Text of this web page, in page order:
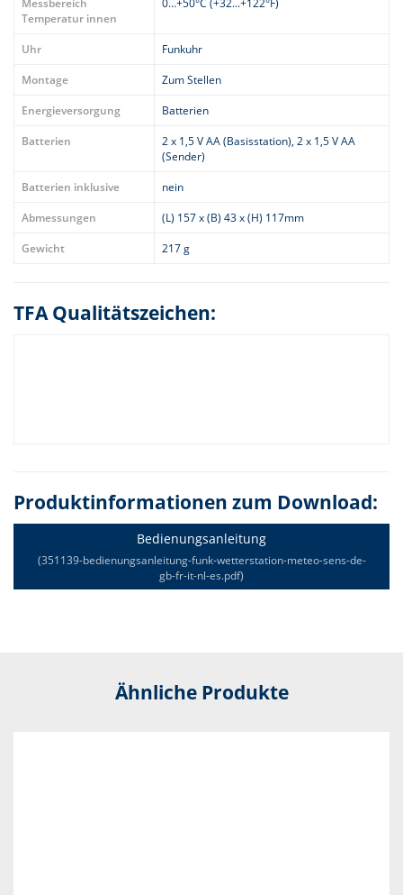
Messbereich
Temperatur innen
0…+50°C (+32...+122°F)
Uhr
Funkuhr
Montage
Zum Stellen
Energieversorgung
Batterien
Batterien
2 x 1,5 V AA (Basisstation), 2 x 1,5 V AA
(Sender)
Batterien inklusive
nein
Abmessungen
(L) 157 x (B) 43 x (H) 117mm
Gewicht
217 g
TFA Qualitätszeichen:
Produktinformationen zum Download:
Bedienungsanleitung
(351139-bedienungsanleitung-funk-wetterstation-meteo-sens-de-
gb-fr-it-nl-es.pdf)
Ähnliche Produkte